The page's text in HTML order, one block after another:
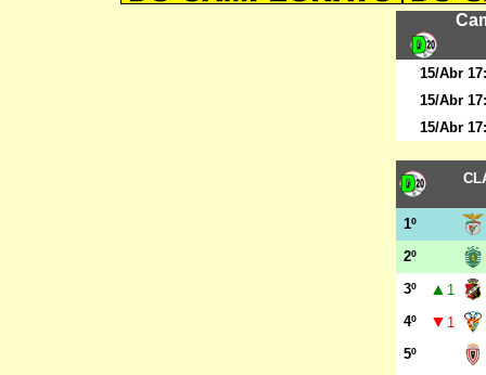
15/Abr
15/Abr
15/Abr
1º
2º
3º
▲ 1
4º
▼ 1
5º